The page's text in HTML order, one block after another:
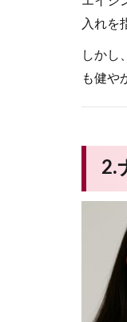
入れを
しかし
も健や
2.